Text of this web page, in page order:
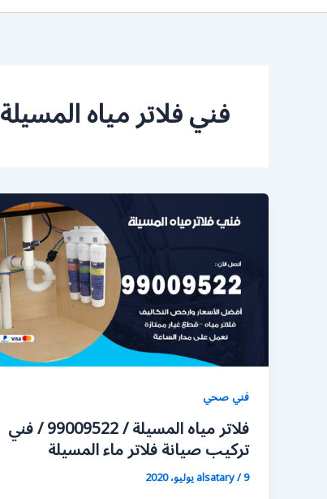
فني فلاتر مياه المسيلة
فني صحي
فلاتر مياه المسيلة / 99009522 / فني
تركيب صيانة فلاتر ماء المسيلة
alsatary/9 يوليو، 2020